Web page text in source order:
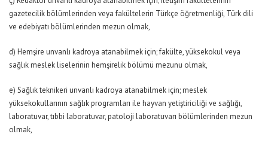
gazetecilik bölümlerinden veya fakültelerin Türkçe öğretmenliği, Türk dili
ve edebiyatı bölümlerinden mezun olmak,
d) Hemşire unvanlı kadroya atanabilmek için; fakülte, yüksekokul veya
sağlık meslek liselerinin hemşirelik bölümü mezunu olmak,
e) Sağlık teknikeri unvanlı kadroya atanabilmek için; meslek
yüksekokullarının sağlık programları ile hayvan yetiştiriciliği ve sağlığı,
laboratuvar, tıbbi laboratuvar, patoloji laboratuvarı bölümlerinden mezun
olmak,